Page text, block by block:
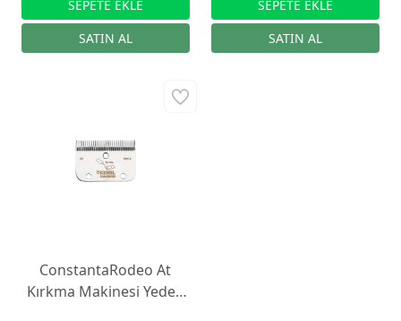
ConstantaRodeo At
Kırkma Makinesi Yedek